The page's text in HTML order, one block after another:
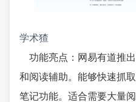
学术猹
功能亮点：网易有道推
和阅读辅助。能够快速抓
笔记功能。适合需要大量